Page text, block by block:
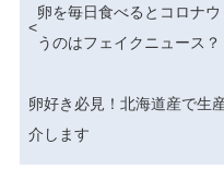
<
卵を毎日食べるとコロナ
うのはフェイクニュース
卵好き必見！北海道産で生
介します